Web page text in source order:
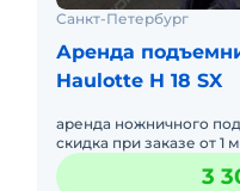
Санкт-Петербург
Аренда
Haulotte H 18 SX
аренда ножничного
скидка при заказе от 1
3